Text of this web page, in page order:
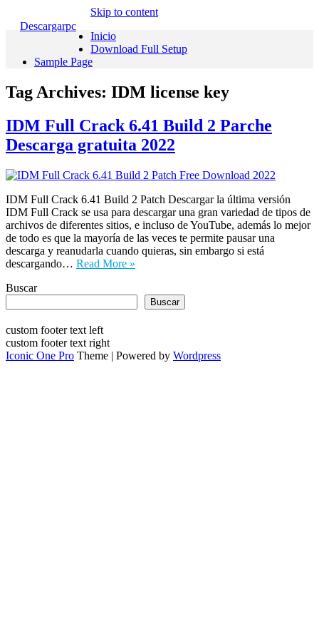
Descargarpc
Skip to content
Inicio
Download Full Setup
Sample Page
Tag Archives: IDM license key
IDM Full Crack 6.41 Build 2 Parche
Descarga gratuita 2022
IDM Full Crack 6.41 Build 2 Patch Descargar la última versión
IDM Full Crack se usa para descargar una gran variedad de tipos de
archivos de diferentes sitios, e incluso de YouTube, además lo mejor
de todo es que la mayoría de las veces te permite pausar una
descarga y reanudarla cuando quieras, sin embargo si está
descargando… Read More »
Buscar
Buscar
custom footer text left
custom footer text right
Iconic One Pro Theme | Powered by Wordpress